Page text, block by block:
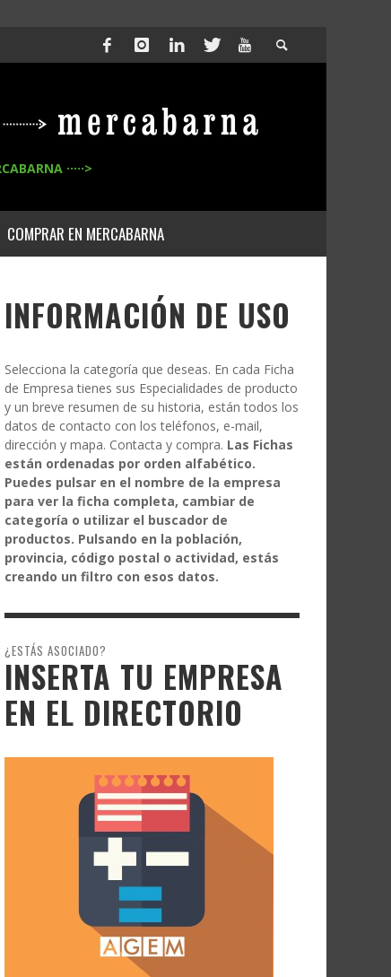
·····>
COMPRAR EN MERCABARNA
INFORMACIÓN DE USO
Selecciona la categoría que deseas. En cada Ficha
de Empresa tienes sus Especialidades de producto
y un breve resumen de su historia, están todos los
datos de contacto con los teléfonos, e-mail,
dirección y mapa. Contacta y compra. Las Fichas
están ordenadas por orden alfabético.
Puedes pulsar en el nombre de la empresa
para ver la ficha completa, cambiar de
categoría o utilizar el buscador de
productos. Pulsando en la población,
provincia, código postal o actividad, estás
creando un filtro con esos datos.
¿ESTÁS ASOCIADO?
INSERTA TU EMPRESA
EN EL DIRECTORIO